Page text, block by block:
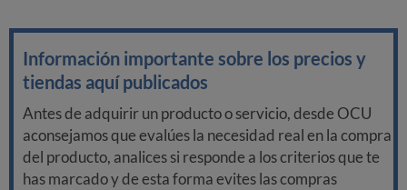
Información importante sobre los precios y
tiendas aquí publicados
Antes de adquirir un producto o servicio, desde OCU
aconsejamos que evalúes la necesidad real en la compra
del producto, analices si responde a los criterios que te
has marcado y de esta forma evites las compras